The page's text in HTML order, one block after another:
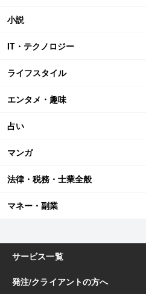
小説
IT・テクノロジー
ライフスタイル
エンタメ・趣味
占い
マンガ
法律・税務・士業全般
マネー・副業